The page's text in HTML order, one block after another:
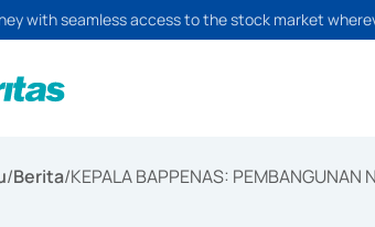
with seamless access to the stock market
/Berita/KEPALA BAPPENAS: PEMBANGUNAN